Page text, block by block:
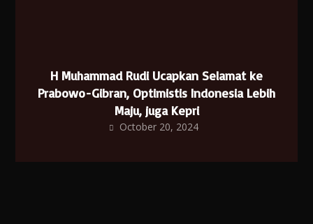
H Muhammad Rudi Ucapkan Selamat ke
Prabowo-Gibran, Optimistis Indonesia Lebih
Maju, juga Kepri
October 20, 2024